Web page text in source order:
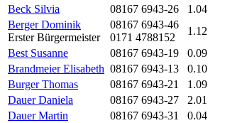
Beck Silvia
08167 6943-26 1.04
Berger Dominik
Erster Bürgermeister
08167 6943-46
0171 4788152
1.12
Best Susanne
08167 6943-19 0.09
Brandmeier Elisabeth 08167 6943-13 0.10
Burger Thomas
08167 6943-21 1.09
Dauer Daniela
08167 6943-27 2.01
Dauer Martin
08167 6943-31 0.04